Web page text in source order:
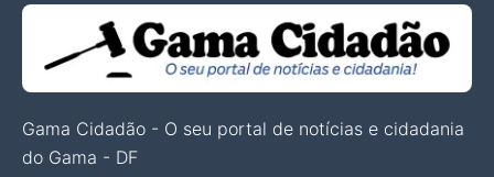
Gama Cidadão - O seu portal de notícias e cidadania
do Gama - DF